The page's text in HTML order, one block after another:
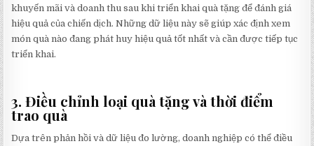
khuyến mãi và doanh thu sau khi triển khai quà tặng để đánh giá
hiệu quả của chiến dịch. Những dữ liệu này sẽ giúp xác định xem
món quà nào đang phát huy hiệu quả tốt nhất và cần được tiếp tục
triển khai.
3. Điều chỉnh loại quà tặng và thời điểm
trao quà
Dựa trên phản hồi và dữ liệu đo lường, doanh nghiệp có thể điều